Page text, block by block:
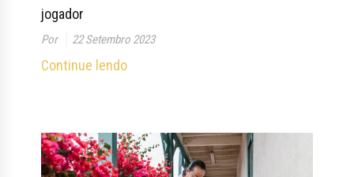
jogador
Por 22 Setembro 2023
Continue lendo